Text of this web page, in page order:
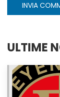
INVIA
ULTIME